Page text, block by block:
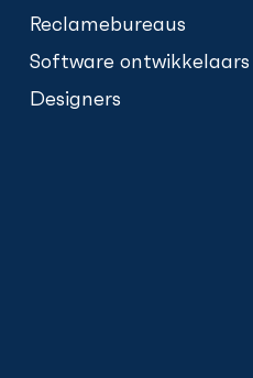
Reclamebureaus
Software ontwikkelaars
Designers